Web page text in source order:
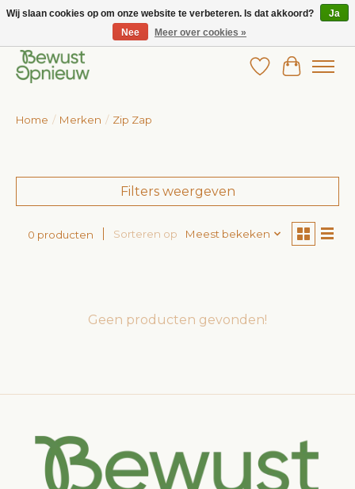
Wij bieden het grootste aanbod in betaalbare kinderkleding!
Verlanglijst
Home / Merken / Zip Zap
Filters weergeven
0 producten Sorteren op Meest bekeken
Geen producten gevonden!
Wij slaan cookies op om onze website te verbeteren. Is dat akkoord?
Ja
Nee
Meer over cookies »